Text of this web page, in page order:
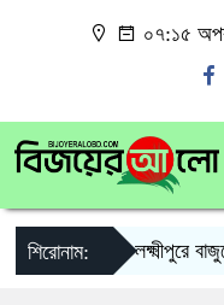
০৭:১৫
শিরোনাম: লক্ষ্মীপুরে